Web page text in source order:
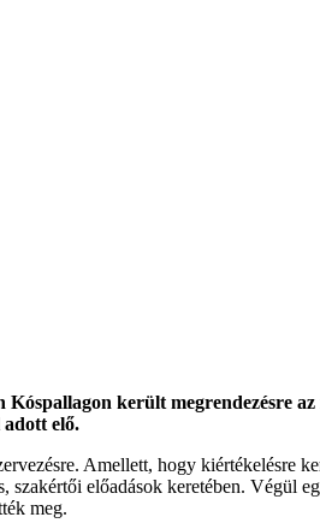
került megrendezésre
elő.
Amellett, hogy
szakértői előadások keretében.
meg.